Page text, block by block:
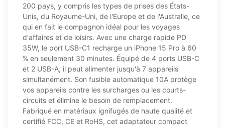
200 pays, y compris les types de prises des États-
Unis, du Royaume-Uni, de l'Europe et de l'Australie, ce
qui en fait le compagnon idéal pour les voyages
d'affaires et de loisirs. Avec une charge rapide PD
35W, le port USB-C1 recharge un iPhone 15 Pro à 60
% en seulement 30 minutes. Équipé de 4 ports USB-C
et 2 USB-A, il peut alimenter jusqu'à 7 appareils
simultanément. Son fusible automatique 10A protège
vos appareils contre les surcharges ou les courts-
circuits et élimine le besoin de remplacement.
Fabriqué en matériaux ignifugés de haute qualité et
certifié FCC, CE et RoHS, cet adaptateur compact